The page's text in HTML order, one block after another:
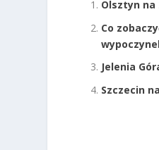
Olsztyn
Co
Jelenia
Szczecin